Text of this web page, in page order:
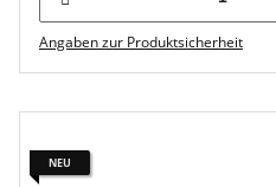
Angaben zur Produktsicherheit
NEU